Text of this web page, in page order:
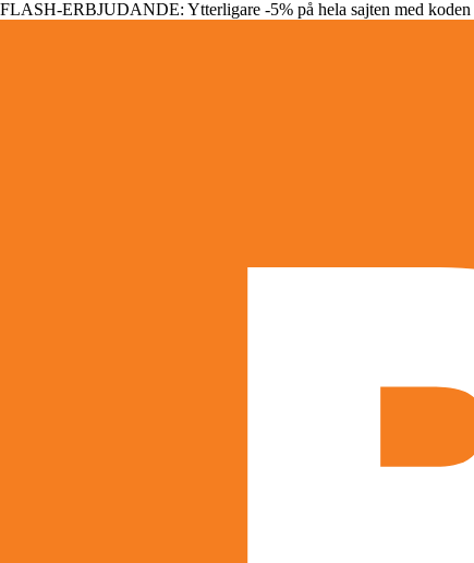
FLASH-ERBJUDANDE: Ytterligare -5% på hela sajten med koden